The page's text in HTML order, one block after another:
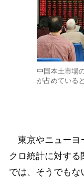
中国本土市場
が占めている
東京やニューヨ
クロ統計に対す
では、そうでもな